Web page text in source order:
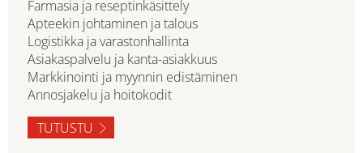
Farmasia ja reseptinkäsittely
Apteekin johtaminen ja talous
Logistikka ja varastonhallinta
Asiakaspalvelu ja kanta-asiakkuus
Markkinointi ja myynnin edistäminen
Annosjakelu ja hoitokodit
TUTUSTU